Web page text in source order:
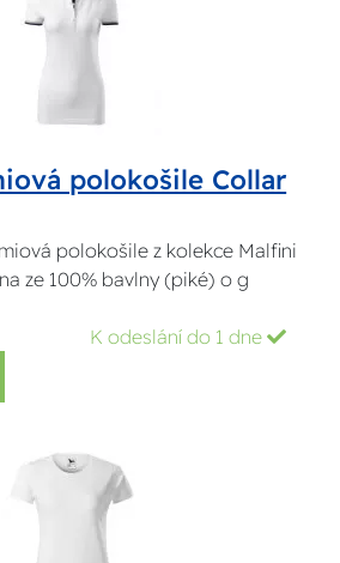
polokošile Collar
polokošile z kolekce Malfini
ze 100% bavlny (piké) o g
K odeslání do 1 dne